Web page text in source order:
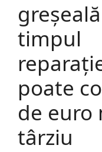
timpul
poate
de euro
târziu